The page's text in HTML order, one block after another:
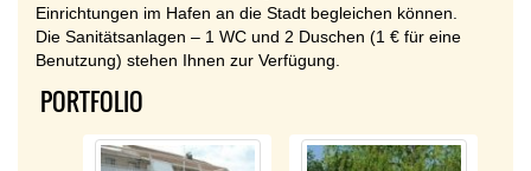
Einrichtungen im Hafen an die Stadt begleichen können.
Die Sanitätsanlagen – 1 WC und 2 Duschen (1 € für eine
Benutzung) stehen Ihnen zur Verfügung.
PORTFOLIO